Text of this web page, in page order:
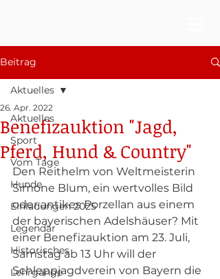
Beitrag
Aktuelles
Sport
Vom Tage
Hunde
Einladungen 2025
Legendär
Historisches
Lehrgänge
Aktuelles
Benefizauktion "Jagd,
Pferd, Hund & Country"
26. Apr. 2022
Den Reithelm von Weltmeisterin
Simone Blum, ein wertvolles Bild
oder antikes Porzellan aus einem
der bayerischen Adelshäuser? Mit
einer Benefizauktion am 23. Juli,
Samstag ab 13 Uhr will der
Schleppjagdverein von Bayern die